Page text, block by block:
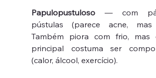
Papulopustuloso — com
pústulas (parece acne,
Também piora com frio, mas
principal costuma ser
(calor, álcool, exercício).